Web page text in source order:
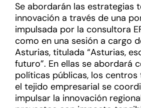
Se abordarán las estrategias
innovación a través de una
impulsada por la consultora
como en una sesión a cargo
Asturias, titulada “Asturias,
futuro”. En ellas se abordará
políticas públicas, los
el tejido empresarial se
impulsar la innovación